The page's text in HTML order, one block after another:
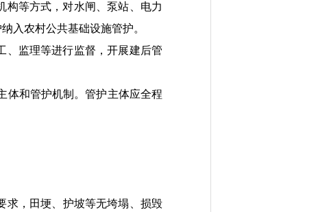
构等方式，对水闸、泵站、电力
纳入农村公共基础设施管护。
、监理等进行监督，开展建后管
体和管护机制。管护主体应全程
求， 田埂、护坡等无垮塌 、损毁